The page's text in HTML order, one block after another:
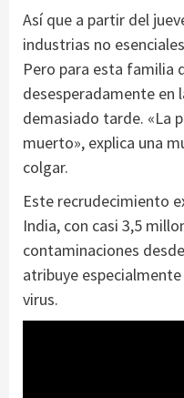
Así que a partir del
industrias no
Pero para esta familia
desesperadamente en
demasiado tarde. «La
muerto», explica una
colgar.
Este recrudecimiento
India, con casi 3,5
contaminaciones
atribuye
virus.